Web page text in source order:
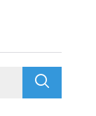
Search